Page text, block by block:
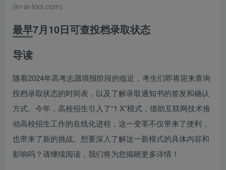
(kr-ai-tool.com)
最早7月10日可查投档录取状态
导读
随着2024年高考志愿填报阶段的临近，考生们即将迎来查询
投档录取状态的时间表，以及了解录取通知书的签发和确认
方式。今年，高校招生引入了“1 X”模式，借助互联网技术推
动高校招生工作的在线化进程，这一变革不仅带来了便利，
也带来了新的挑战。想要深入了解这一新模式的具体内容和
影响吗？请继续阅读，我们将为您揭晓更多详情！